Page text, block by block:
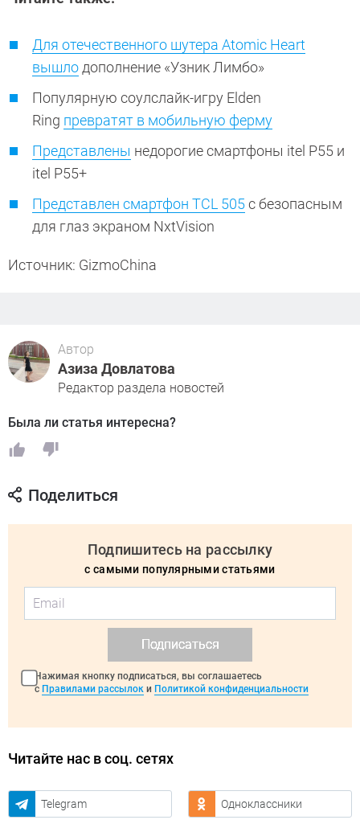
Для отечественного шутера Atomic Heart
вышло дополнение «Узник Лимбо»
Популярную соулслайк-игру Elden
Ring превратят в мобильную ферму
Представлены недорогие смартфоны itel P55 и
itel P55+
Представлен смартфон TCL 505с безопасным
для глаз экраном NxtVision
Источник: GizmoChina
Автор
Азиза Довлатова
Редактор раздела новостей
Была ли статья интересна?
Поделиться
Подпишитесь на рассылку
с самыми популярными статьями
Подписаться
Нажимая кнопку подписаться, вы соглашаетесь
с Правилами рассылок и Политикой конфиденциальности
Читайте нас в соц. сетях
Telegram Одноклассники